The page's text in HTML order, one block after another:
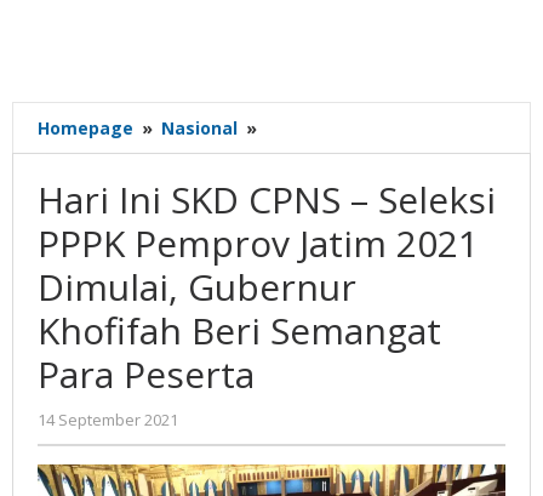
Homepage » Nasional »
Ini
CPNS
Seleksi
PPPK
Pemprov
Jatim
Semangat
Hari Ini SKD CPNS – Seleksi
PPPK Pemprov Jatim 2021
Dimulai, Gubernur
Khofifah Beri Semangat
Para Peserta
14 September 2021
Gatot
Susanto